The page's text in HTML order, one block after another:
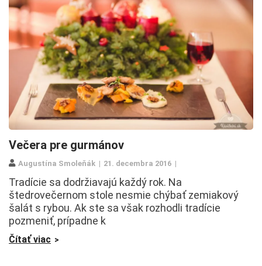
Večera pre gurmánov
Augustína Smoleňák 21. decembra 2016
Tradície sa dodržiavajú každý rok. Na
štedrovečernom stole nesmie chýbať zemiakový
šalát s rybou. Ak ste sa však rozhodli tradície
pozmeniť, prípadne k
Čítať viac